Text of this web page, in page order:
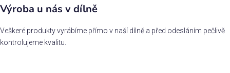
Výroba u nás v dílně
Veškeré produkty vyrábíme přímo v naší dílně a před odesláním pečlivě
kontrolujeme kvalitu.